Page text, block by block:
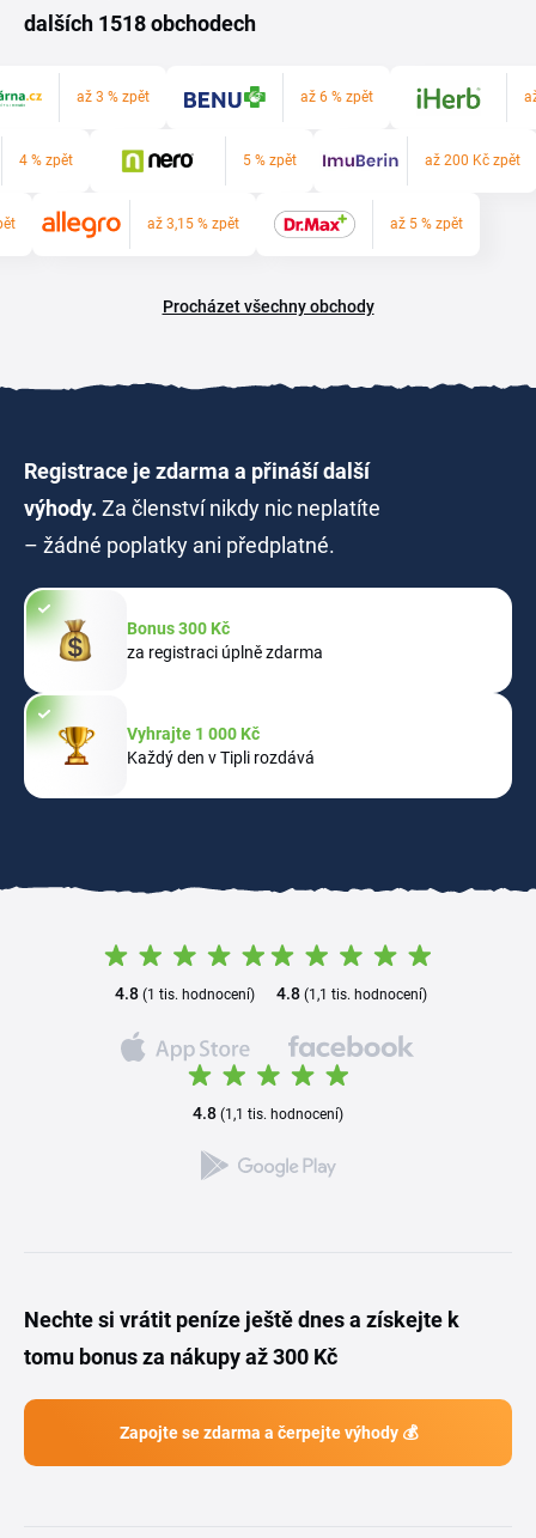
dalších 1518 obchodech
až 3 % zpět až 6 % zpět
4 % zpět 5 % zpět až 200 Kč zpět
až 3,15 % zpět až 5 % zpět
Procházet všechny obchody
Registrace je zdarma a přináší další
výhody. Za členství nikdy nic neplatíte
– žádné poplatky ani předplatné.
Bonus 300 Kč
za registraci úplně zdarma
Vyhrajte 1 000 Kč
Každý den v Tipli rozdává
4.8 (1 tis. hodnocení) 4.8(1,1 tis. hodnocení)
4.8 (1,1 tis. hodnocení)
Nechte si vrátit peníze ještě dnes a získejte k
tomu bonus za nákupy až 300 Kč
Zapojte se zdarma a čerpejte výhody 💰